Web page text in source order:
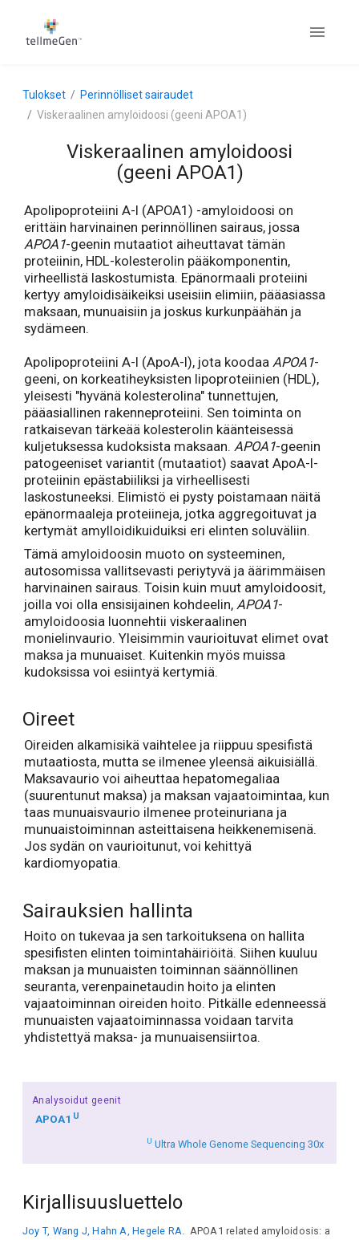
Tulokset
Perinnölliset sairaudet
Viskeraalinen amyloidoosi (geeni APOA1)
Viskeraalinen amyloidoosi
(geeni APOA1)
Apolipoproteiini A-I (APOA1) -amyloidoosi on
erittäin harvinainen perinnöllinen sairaus, jossa
APOA1-geenin mutaatiot aiheuttavat tämän
proteiinin, HDL-kolesterolin pääkomponentin,
virheellistä laskostumista. Epänormaali proteiini
kertyy amyloidisäikeiksi useisiin elimiin, pääasiassa
maksaan, munuaisiin ja joskus kurkunpäähän ja
sydämeen.
Apolipoproteiini A-I (ApoA-I), jota koodaa APOA1-
geeni, on korkeatiheyksisten lipoproteiinien (HDL),
yleisesti "hyvänä kolesterolina" tunnettujen,
pääasiallinen rakenneproteiini. Sen toiminta on
ratkaisevan tärkeää kolesterolin käänteisessä
kuljetuksessa kudoksista maksaan. APOA1-geenin
patogeeniset variantit (mutaatiot) saavat ApoA-I-
proteiinin epästabiiliksi ja virheellisesti
laskostuneeksi. Elimistö ei pysty poistamaan näitä
epänormaaleja proteiineja, jotka aggregoituvat ja
kertymät amylloidikuiduiksi eri elinten soluväliin.
Tämä amyloidoosin muoto on systeeminen,
autosomissa vallitsevasti periytyvä ja äärimmäisen
harvinainen sairaus. Toisin kuin muut amyloidoosit,
joilla voi olla ensisijainen kohdeelin, APOA1-
amyloidoosia luonnehtii viskeraalinen
monielinvaurio. Yleisimmin vaurioituvat elimet ovat
maksa ja munuaiset. Kuitenkin myös muissa
kudoksissa voi esiintyä kertymiä.
Oireet
Oireiden alkamisikä vaihtelee ja riippuu spesifistä
mutaatiosta, mutta se ilmenee yleensä aikuisiällä.
Maksavaurio voi aiheuttaa hepatomegaliaa
(suurentunut maksa) ja maksan vajaatoimintaa, kun
taas munuaisvaurio ilmenee proteinuriana ja
munuaistoiminnan asteittaisena heikkenemisenä.
Jos sydän on vaurioitunut, voi kehittyä
kardiomyopatia.
Sairauksien hallinta
Hoito on tukevaa ja sen tarkoituksena on hallita
spesifisten elinten toimintahäiriöitä. Siihen kuuluu
maksan ja munuaisten toiminnan säännöllinen
seuranta, verenpainetaudin hoito ja elinten
vajaatoiminnan oireiden hoito. Pitkälle edenneessä
munuaisten vajaatoiminnassa voidaan tarvita
yhdistettyä maksa- ja munuaisensiirtoa.
Analysoidut geenit
APOA1 U
U Ultra Whole Genome Sequencing 30x
Kirjallisuusluettelo
Joy T, Wang J, Hahn A, Hegele RA. APOA1 related amyloidosis: a